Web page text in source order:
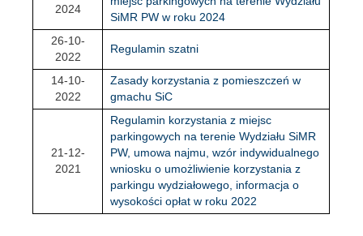
2024
SiMR PW w roku 2024
26-10-
2022
Regulamin szatni
14-10-
2022
Zasady korzystania z pomieszczeń w
gmachu SiC
21-12-
2021
Regulamin korzystania z miejsc
parkingowych na terenie Wydziału SiMR
PW, umowa najmu, wzór indywidualnego
wniosku o umożliwienie korzystania z
parkingu wydziałowego, informacja o
wysokości opłat w roku 2022